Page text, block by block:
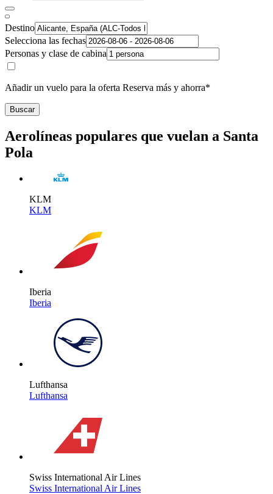
Destino
Selecciona las fechas
Personas y clase de cabina
Añadir un vuelo para la oferta Reserva más y ahorra*
Buscar
Aerolíneas populares que vuelan a Santa
Pola
KLM
KLM
Iberia
Iberia
Lufthansa
Lufthansa
Swiss International Air Lines
Swiss International Air Lines